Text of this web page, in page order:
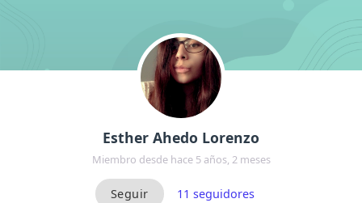
Esther Ahedo Lorenzo
Miembro desde hace 5 años, 2 meses
11 seguidores